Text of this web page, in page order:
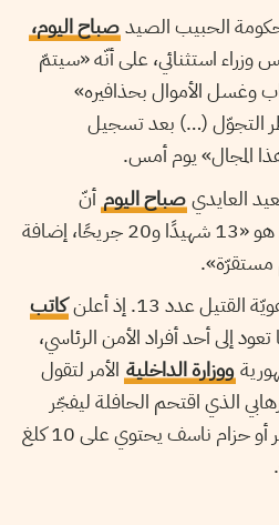
الحبيب الصيد صباح اليوم،
وزراء استثنائي، على أنّه «سيتمّ
وغسل الأموال بحذافيره»
التجوّل (…) بعد تسجيل
المجال» يوم أمس.
العايدي صباح اليوم أنّ
حصيلة ضحايا عملية أمس هو «13 شهيدًا و20 جريحًا، إضافة
عدد 13. إذ أعلن
كاتب
تعود إلى أحد أفراد الأمن الرئاسي،
ووزارة الداخلية الأمر لتقول
الذي اقتحم الحافلة ليفجّر
نفسه مستعملاً «حقيبة ظهر أو حزام ناسف يحتوي على 10 كلغ